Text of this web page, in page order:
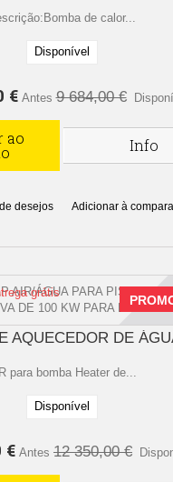
de calor...
Disponível
€ Antes 9 684,00 €
ao Info
desejos Adicionar à
grátis
AQUECEDOR DE
para bomba Heater de...
Disponível
€ Antes 12 350,00 €